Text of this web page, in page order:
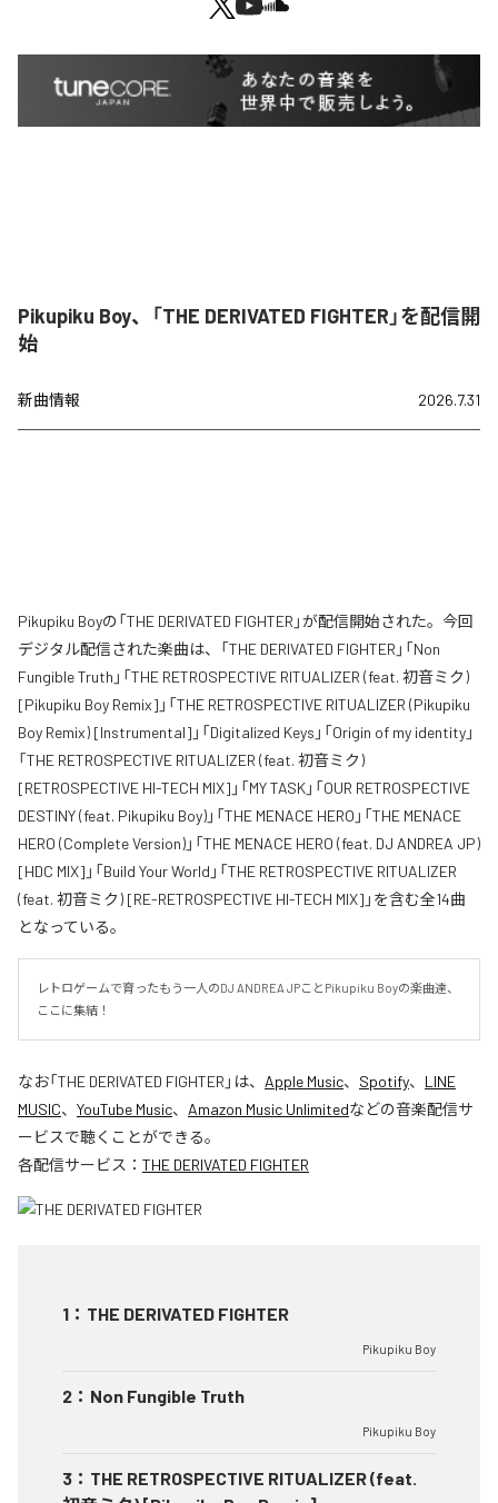
Pikupiku Boy、「THE DERIVATED FIGHTER」を配信開
始
新曲情報 2026.7.31
Pikupiku Boyの「THE DERIVATED FIGHTER」が配信開始された。今回
デジタル配信された楽曲は、「THE DERIVATED FIGHTER」「Non
Fungible Truth」「THE RETROSPECTIVE RITUALIZER (feat. 初音ミク)
[Pikupiku Boy Remix]」「THE RETROSPECTIVE RITUALIZER (Pikupiku
Boy Remix) [Instrumental]」「Digitalized Keys」「Origin of my identity」
「THE RETROSPECTIVE RITUALIZER (feat. 初音ミク)
[RETROSPECTIVE HI-TECH MIX]」「MY TASK」「OUR RETROSPECTIVE
DESTINY (feat. Pikupiku Boy)」「THE MENACE HERO」「THE MENACE
HERO (Complete Version)」「THE MENACE HERO (feat. DJ ANDREA JP)
[HDC MIX]」「Build Your World」「THE RETROSPECTIVE RITUALIZER
(feat. 初音ミク) [RE-RETROSPECTIVE HI-TECH MIX]」を含む全14曲
となっている。
レトロゲームで育ったもう一人のDJ ANDREA JPことPikupiku Boyの楽曲達、
ここに集結！
なお「THE DERIVATED FIGHTER 」は、 Apple Music、 Spotify、 LINE
MUSIC、 YouTube Music、 Amazon Music Unlimitedなどの音楽配信サ
ービスで聴くことができる。
各配信サービス： THE DERIVATED FIGHTER
1 ： THE DERIVATED FIGHTER
Pikupiku Boy
2 ： Non Fungible Truth
Pikupiku Boy
3 ： THE RETROSPECTIVE RITUALIZER (feat.